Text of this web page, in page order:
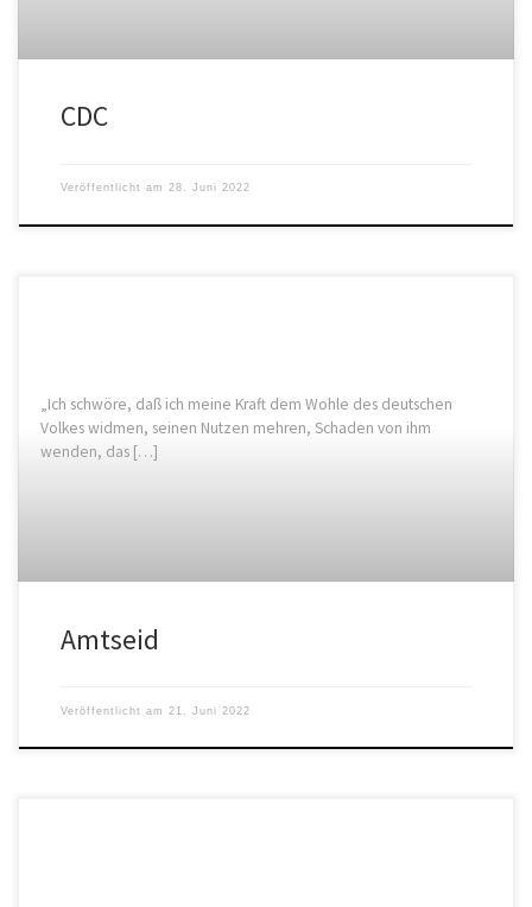
CDC
Veröffentlicht am 28. Juni 2022
„Ich schwöre, daß ich meine Kraft dem Wohle des deutschen
Volkes widmen, seinen Nutzen mehren, Schaden von ihm
wenden, das […]
Amtseid
Veröffentlicht am 21. Juni 2022